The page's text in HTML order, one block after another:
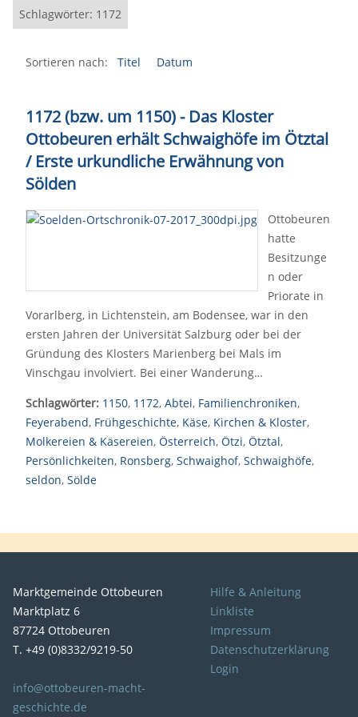
Schlagwörter: 1172
Sortieren nach: Titel Datum
1172 (bzw. um 1150) - Das Kloster
Ottobeuren erhält Schwaighöfe im Ötztal
/ Erste urkundliche Erwähnung von
Sölden
Ottobeuren
hatte
Besitzunge
n oder
Priorate in
Vorarlberg, in Lichtenstein, am Bodensee, war in den
ersten Jahren der Universität Salzburg oder bei der
Gründung des Klosters Marienberg bei Mals im
Vinschgau involviert. Bei einer Wanderung…
Schlagwörter: 1150, 1172, Abtei, Familienchroniken,
Feyerabend, Frühgeschichte, Käse, Kirchen & Kloster,
Molkereien & Käsereien, Österreich, Ötzi, Ötztal,
Persönlichkeiten, Ronsberg, Schwaighof, Schwaighöfe,
seldon, Sölde
Marktgemeinde Ottobeuren
Marktplatz 6
87724 Ottobeuren
T. +49 (0)8332/9219-50
info@ottobeuren-macht-
geschichte.de
Hilfe & Anleitung
Linkliste
Impressum
Datenschutzerklärung
Login